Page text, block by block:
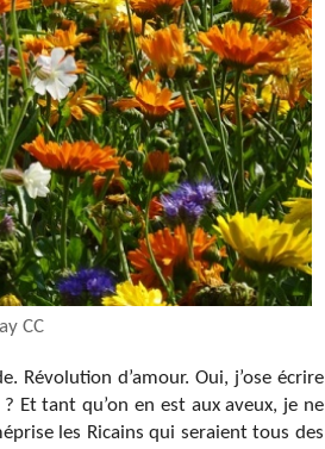
CC
d’amour. Oui, j’ose écrire
Et tant qu’on en est aux aveux, je ne
les Ricains qui seraient tous des